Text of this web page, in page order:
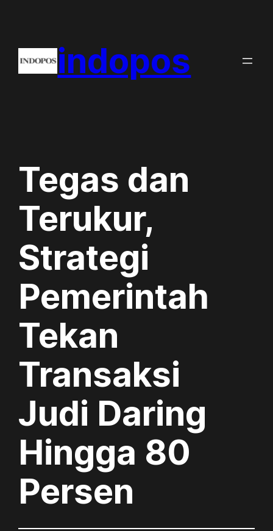
content
indopos
Tegas dan
Terukur,
Strategi
Pemerintah
Tekan
Transaksi
Judi Daring
Hingga 80
Persen